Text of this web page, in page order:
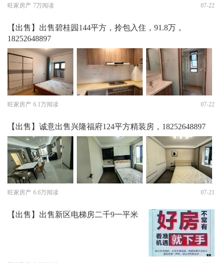
旺家房产 7万阅读 07-22
【出售】出售碧桂园144平方，拎包入住，91.8万，
18252648897
旺家房产 6.1万阅读 07-22
【出售】诚意出售兴隆福府124平方精装房，18252648897
旺家房产 6.6万阅读 07-21
【出售】出售新区电梯房二千9一平米